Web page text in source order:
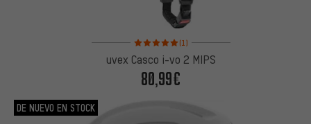
Valoración media: 5 de 5 basada en 1 reseñas
(1)
uvex Casco i-vo 2 MIPS
80,99€
DE NUEVO EN STOCK